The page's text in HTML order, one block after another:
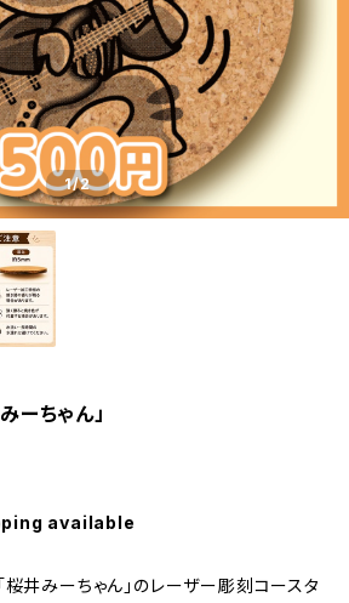
1/2
ーちゃん」
available
桜井みーちゃん」のレーザー彫刻コースタ